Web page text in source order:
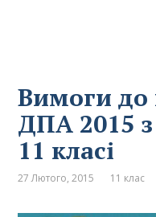
Вимоги до
ДПА 2015 з
11 класі
27 Лютого, 2015 11 клас